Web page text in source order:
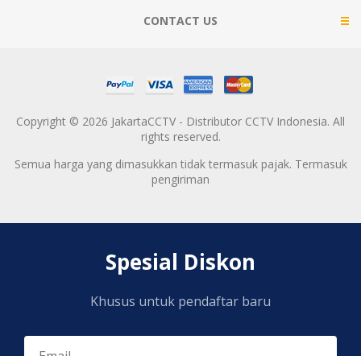
CONTACT US
Copyright © 2026 JakartaCCTV - Distributor CCTV Indonesia. All
rights reserved.
Semua harga yang dimasukkan tidak termasuk pajak. Termasuk
pengiriman
Spesial Diskon
Khusus untuk pendaftar baru